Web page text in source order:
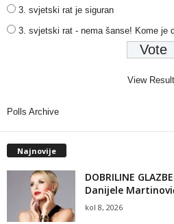
3. svjetski rat je siguran
3. svjetski rat - nema šanse! Kome je
View
Polls Archive
Najnovije
DOBRILINE
Danijele
kol 8, 2026